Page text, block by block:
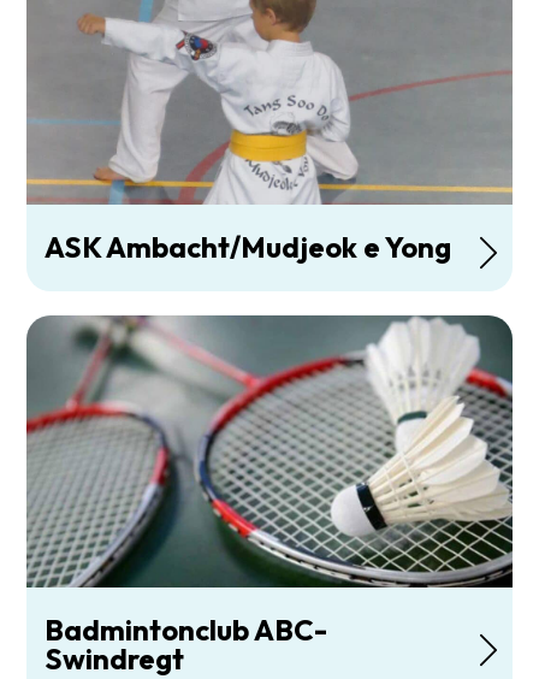
ASK Ambacht/Mudjeok e Yong
Badmintonclub ABC-
Swindregt